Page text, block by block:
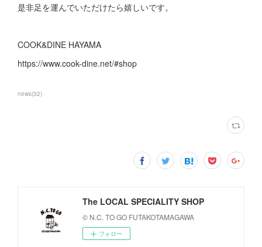
是非足を運んでいただけたら嬉しいです。
COOK&DINE HAYAMA
https://www.cook-dine.net/#shop
news(32)
The LOCAL SPECIALITY SHOP
© N.C. TO GO FUTAKOTAMAGAWA
フォロー